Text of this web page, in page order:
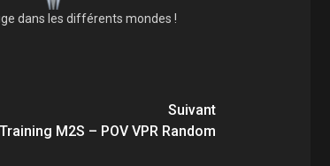
dans les différents mondes !
Suivant
M2S – POV VPR Random